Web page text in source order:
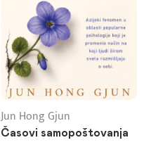
Jun Hong Gjun
Časovi samopoštovanja